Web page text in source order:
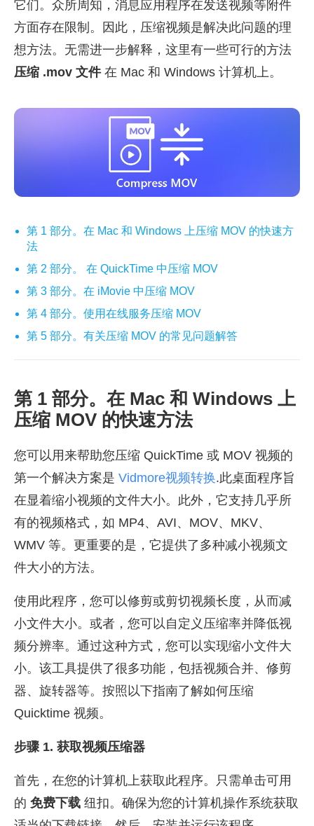
它们。众所周知，消息应用程序在发送视频等附件
方面存在限制。因此，压缩视频是解决此问题的理
想方法。无需进一步解释，这里有一些可行的方法
压缩 .mov 文件在 Mac 和 Windows 计算机上。
第 1 部分。在 Mac 和 Windows 上压缩 MOV 的快速方
法
第 2 部分。 在 QuickTime 中压缩 MOV
第 3 部分。在 iMovie 中压缩 MOV
第 4 部分。使用在线服务压缩 MOV
第 5 部分。有关压缩 MOV 的常见问题解答
第 1 部分。在 Mac 和 Windows 上
压缩 MOV 的快速方法
您可以用来帮助您压缩 QuickTime 或 MOV 视频的
第一个解决方案是 Vidmore视频转换.此桌面程序旨
在显着缩小视频的文件大小。此外，它支持几乎所
有的视频格式，如 MP4、AVI、MOV、MKV、
WMV 等。更重要的是，它提供了多种减小视频文
件大小的方法。
使用此程序，您可以修剪或剪切视频长度，从而减
小文件大小。或者，您可以自定义压缩率并降低视
频分辨率。通过这种方式，您可以实现缩小文件大
小。该工具提供了很多功能，包括视频合并、修剪
器、旋转器等。按照以下指南了解如何压缩
Quicktime 视频。
步骤 1. 获取视频压缩器
首先，在您的计算机上获取此程序。只需单击可用
的 免费下载 纽扣。确保为您的计算机操作系统获取